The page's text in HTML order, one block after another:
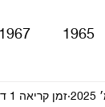
1965
1967
With The
זמן קריאה 1 דקות